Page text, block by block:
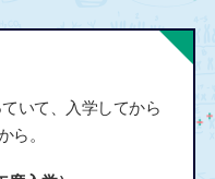
いて、入学してから
ら。